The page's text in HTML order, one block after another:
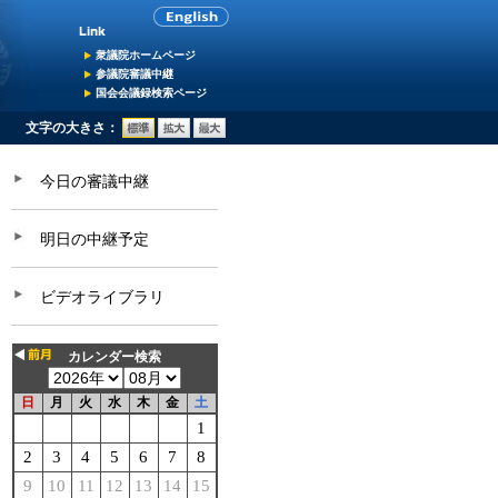
衆議院ホームページ
参議院審議中継
国会会議録検索ページ
文字の大きさ：
今日の審議中継
明日の中継予定
ビデオライブラリ
カレンダー検索
日 月 火 水 木 金 土
1
2
3 4 5 6 7
8
9
10 11 12 13 14
15